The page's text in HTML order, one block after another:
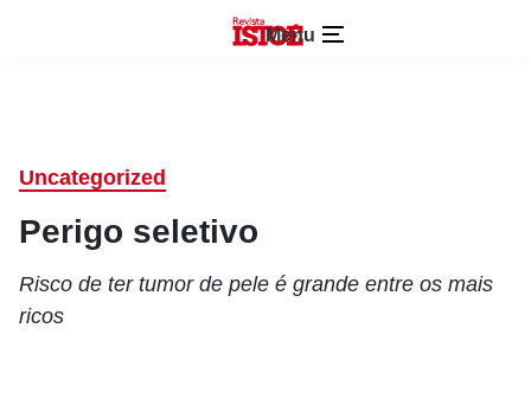
Menu
Uncategorized
Perigo seletivo
Risco de ter tumor de pele é grande entre os mais
ricos